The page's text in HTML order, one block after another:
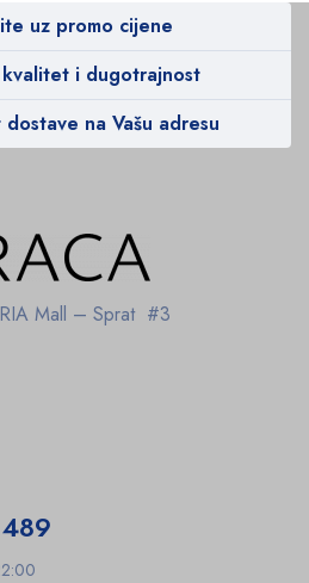
uz promo cijene
kvalitet i dugotrajnost
na Vašu adresu
Mall – Sprat #3